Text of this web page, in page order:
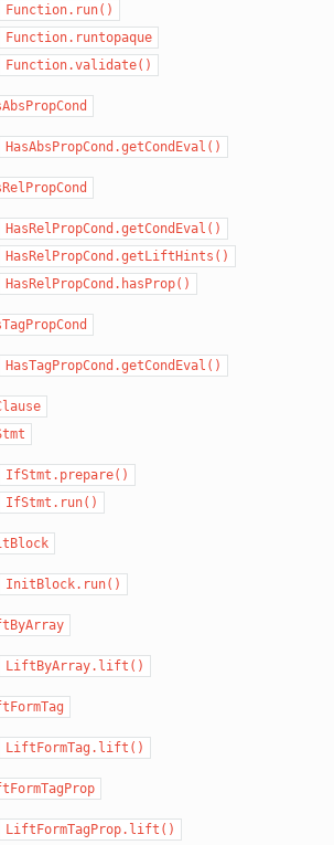
Function.run()
Function.runtopaque
Function.validate()
HasAbsPropCond.getCondEval()
HasRelPropCond.getCondEval()
HasRelPropCond.getLiftHints()
HasRelPropCond.hasProp()
HasTagPropCond.getCondEval()
IfStmt.prepare()
IfStmt.run()
InitBlock.run()
LiftByArray.lift()
LiftFormTag.lift()
LiftFormTagProp.lift()